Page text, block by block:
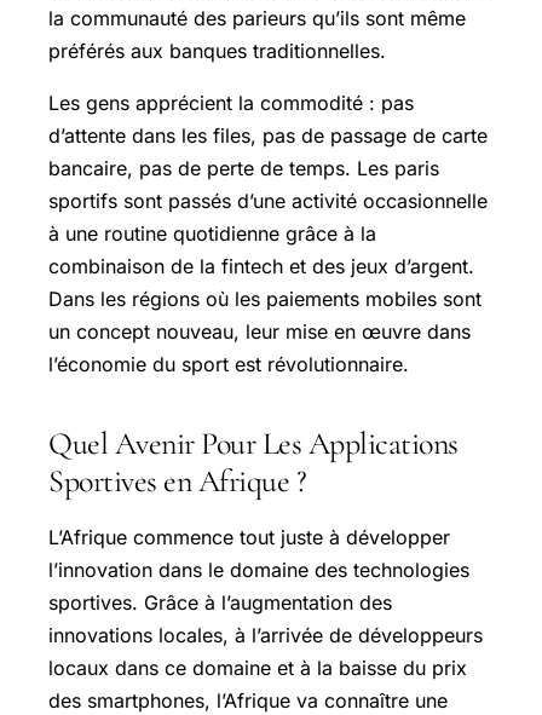
la communauté des parieurs qu’ils sont même
préférés aux banques traditionnelles.
Les gens apprécient la commodité : pas
d’attente dans les files, pas de passage de carte
bancaire, pas de perte de temps. Les paris
sportifs sont passés d’une activité occasionnelle
à une routine quotidienne grâce à la
combinaison de la fintech et des jeux d’argent.
Dans les régions où les paiements mobiles sont
un concept nouveau, leur mise en œuvre dans
l’économie du sport est révolutionnaire.
Quel Avenir Pour Les Applications
Sportives en Afrique ?
L’Afrique commence tout juste à développer
l’innovation dans le domaine des technologies
sportives. Grâce à l’augmentation des
innovations locales, à l’arrivée de développeurs
locaux dans ce domaine et à la baisse du prix
des smartphones, l’Afrique va connaître une